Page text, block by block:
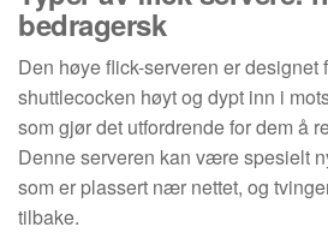
bedragersk
Den høye flick-serveren er designet
shuttlecocken høyt og dypt inn i
som gjør det utfordrende for dem å
Denne serveren kan være spesielt
som er plassert nær nettet, og
tilbake.